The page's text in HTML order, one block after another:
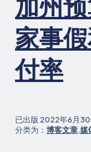
家事
付率
已出版 2022年6月30
分类为： 博客文章,媒